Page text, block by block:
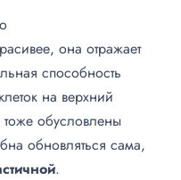
она отражает
способность
на верхний
обусловлены
обновляться сама,
.